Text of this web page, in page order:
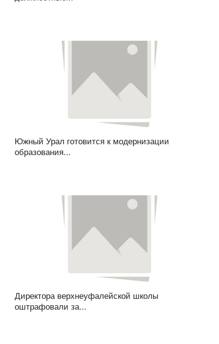
Южный Урал готовится к модернизации
образования...
Директора верхнеуфалейской школы
оштрафовали за...